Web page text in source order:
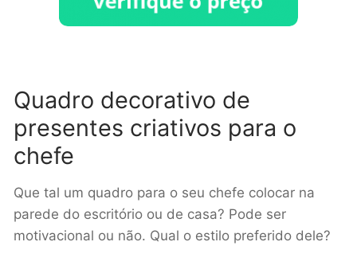
Quadro decorativo de
presentes criativos para o
chefe
Que tal um quadro para o seu chefe colocar na
parede do escritório ou de casa? Pode ser
motivacional ou não. Qual o estilo preferido dele?